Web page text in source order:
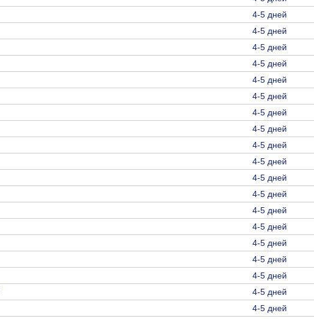
4-5 дней
4-5 дней
4-5 дней
4-5 дней
4-5 дней
4-5 дней
4-5 дней
4-5 дней
4-5 дней
4-5 дней
4-5 дней
4-5 дней
4-5 дней
4-5 дней
4-5 дней
4-5 дней
4-5 дней
4-5 дней
4-5 дней